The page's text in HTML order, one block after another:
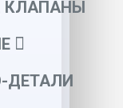
КЛАПАНЫ
ДЕТАЛИ